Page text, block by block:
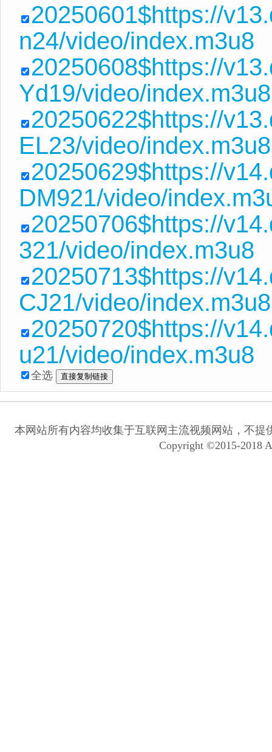
20250601$https://
n24/video/index.m3u8
20250608$https://
Yd19/video/index.m3u8
20250622$https://
EL23/video/index.m3u8
20250629$https://
DM921/video/
20250706$https://
321/video/index.m3u8
20250713$https://
CJ21/video/index.m3u8
20250720$https://
u21/video/index.m3u8
全选
本网站所有内容均收集于互联网主流视频网站，不
Copyright ©2015-2018